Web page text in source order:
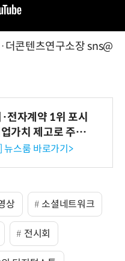
더콘텐츠연구소장 sns@
전자계약 1위 포시
가치 제고로 주주
” 계획 공시
뉴스룸 바로가기>
상 소셜네트워크
전시회